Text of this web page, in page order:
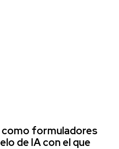
formuladores
de IA con el que